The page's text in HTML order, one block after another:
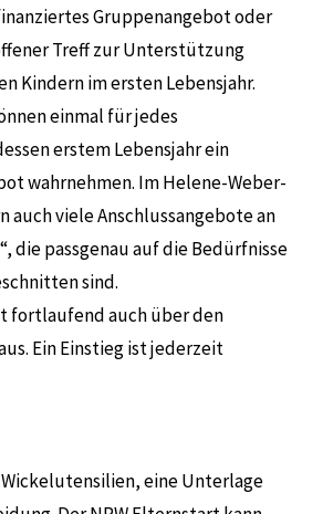
Gruppenangebot oder
Treff zur Unterstützung
Kindern im ersten Lebensjahr.
einmal für jedes
erstem Lebensjahr ein
wahrnehmen. Im Helene-Weber-
auch viele Anschlussangebote an
die passgenau auf die Bedürfnisse
sind.
fortlaufend auch über den
Ein Einstieg ist jederzeit
eine Unterlage